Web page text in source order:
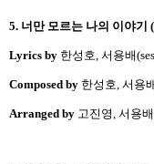
5. 너만 모르는 나의 이야기
Lyrics by 한성호, 서용배
Composed by 한성호, 서용
Arranged by 고진영, 서용